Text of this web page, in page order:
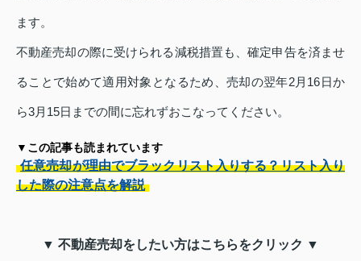
ます。
不動産売却の際に受けられる減税措置も、確定申告を済ませ
ることで始めて適用対象となるため、売却の翌年2月16日か
ら3月15日までの間に忘れずおこなってください。
▼この記事も読まれています
任意売却が理由でブラックリスト入りする？リスト入り
した際の注意点を解説
▼ 不動産売却をしたい方はこちらをクリック ▼